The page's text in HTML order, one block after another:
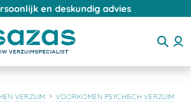
en deskundig advies
VERZUIM
VOORKOMEN PSYCHISCH VERZUIM